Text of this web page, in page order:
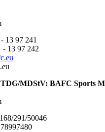
13 97 241
- 13 97 242
MDStV: BAFC Sports
291/50046